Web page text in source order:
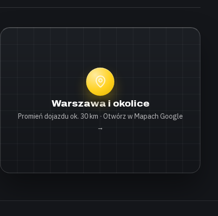
Warszawa i okolice
Promień dojazdu ok. 30 km · Otwórz w Mapach Google
→